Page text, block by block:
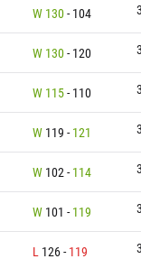
W 130- 104
W 130- 120
W 115- 110
W 119 - 121
W 102 - 114
W 101 - 119
L 126- 119